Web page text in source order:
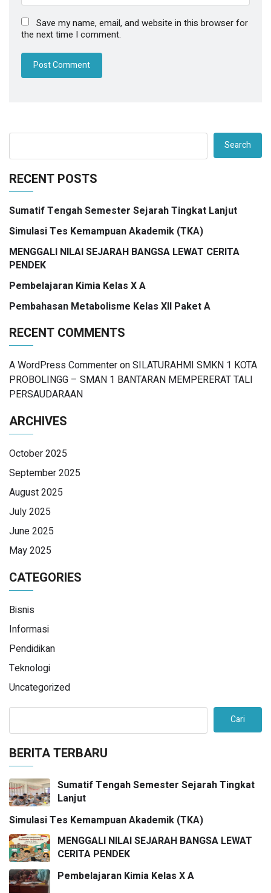
Save my name, email, and website in this browser for
the next time I comment.
Search
RECENT POSTS
Sumatif Tengah Semester Sejarah Tingkat Lanjut
Simulasi Tes Kemampuan Akademik (TKA)
MENGGALI NILAI SEJARAH BANGSA LEWAT CERITA
PENDEK
Pembelajaran Kimia Kelas X A
Pembahasan Metabolisme Kelas XII Paket A
RECENT COMMENTS
A WordPress CommenteronSILATURAHMI SMKN 1 KOTA
PROBOLINGG – SMAN 1 BANTARAN MEMPERERAT TALI
PERSAUDARAAN
ARCHIVES
October 2025
September 2025
August 2025
July 2025
June 2025
May 2025
CATEGORIES
Bisnis
Informasi
Pendidikan
Teknologi
Uncategorized
Cari
BERITA TERBARU
Sumatif Tengah Semester Sejarah Tingkat
Lanjut
Simulasi Tes Kemampuan Akademik (TKA)
MENGGALI NILAI SEJARAH BANGSA LEWAT
CERITA PENDEK
Pembelajaran Kimia Kelas X A